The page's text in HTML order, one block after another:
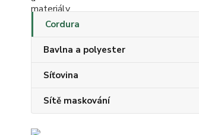
Cordura
Bavlna a polyester
Síťovina
Sítě maskování